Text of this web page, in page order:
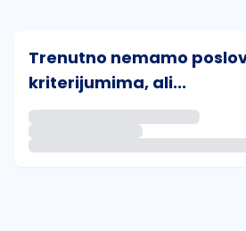
Trenutno nemamo
kriterijumima, ali...